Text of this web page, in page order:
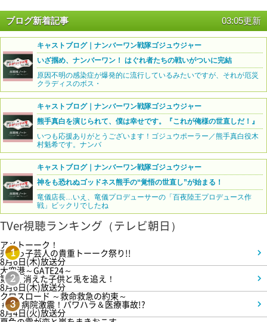
ブログ新着記事 03:05更新
キャストブログ｜ナンバーワン戦隊ゴジュウジャー
いざ掴め、ナンバーワン！ はぐれ者たちの戦いがついに完結
原因不明の感染症が爆発的に流行しているみたいですが、それが厄災
クラディスのボス・
キャストブログ｜ナンバーワン戦隊ゴジュウジャー
熊手真白を演じられて、僕は幸せです。『これが俺様の世直しだ！』
いつも応援ありがとうございます！ゴジュウポーラー／熊手真白役木
村魁希です。ナンバ
キャストブログ｜ナンバーワン戦隊ゴジュウジャー
神をも恐れぬゴッドネス熊手の“覚悟の世直し”が始まる！
竜儀店長…いえ、竜儀プロデューサーの「百夜陸王プロデュース作
戦」ビックリでしたね
TVer視聴ランキング（テレビ朝日）
1
アメトーーク！
売れっ子芸人の貴重トーーク祭り!!
8月6日(木)放送分
2
大空港～GATE24～
第3話 消えた子供と兎を追え！
8月6日(木)放送分
3
クロスロード ～救命救急の約束～
＃5 病院激震！パワハラ＆医療事故!?
8月4日(火)放送分